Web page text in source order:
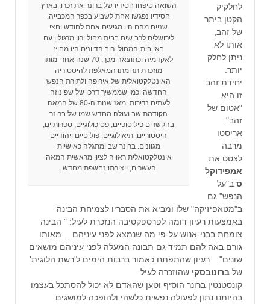
השואה טיפחו חסידיו של ברונר את זכרו, בארץ
חסידיו נפגשו אחת לשבוע בכפר המכבייה,
שניים מהם היו מגיעים אחת לחודש וחצי
לירושלים לרב שיח בבית מחול ירון מרגולין עם
באי בית-המחול. רוב הדיונים היו מחוץ
לאקדמיה וכתוצאה מכך, 70 שנה אחרי מותו
מוזכרת תרומתו המאלפת להיסטוריה
האינטלקטואלית של אירופה ולתורת הנפש
החדשה וכמי שממשיך דרכו של שפינוזה
לעתים נדירות. מאז שנות ה-80 של המאה
הקודמת שב ועולה מחדש שמו של ברונר
בהקשרים פילוסופיים, פסיכולוגיים, ספרותיים,
היסטוריים, תיאולוגיים, פוליטיים ויהודיים
מגוונים. ברונר שב ומתגלה כאישיות
אינטלקטואלית ראויה לציון מראשית המאה
העשרים, ויצירתו נחשפת מחדש.
לחלקיק
הקטן ביתר
של זהב,
אותו לא
ניתן לחלק
יותר.
יחידת זהב
זו היא
"אטום של
זהב".
אריסטו
מרבה
לצטט את
אמפידוקל
ס ב"על
הנפש" גם
ב"מטאפיזיקה" שלו ומביא את הסבריו לצמיחת הבינה
באמצעות רעיון דומה לפרספקטיבה הנזכרת לעיל: " הבינה
צומחת בבני-אנוש על-פי מה שנמצא לפני עיניהם… מאותו
גורם באה להם תמיד גם תבונה המעלה לפני עיניהם מושאים
שונים". רעיון שהתפתח כאמור ברבות הימים ל'רשת הלוגית'
של ברונובסקי שהוזכרה לעיל.
קונסטנטין ברונר הוסיף וטען שהאדם לא יכול להסתכל בעצמו
בהיותנו נתון לפעולה נפשית כלשהי ולהופכה למושגים.